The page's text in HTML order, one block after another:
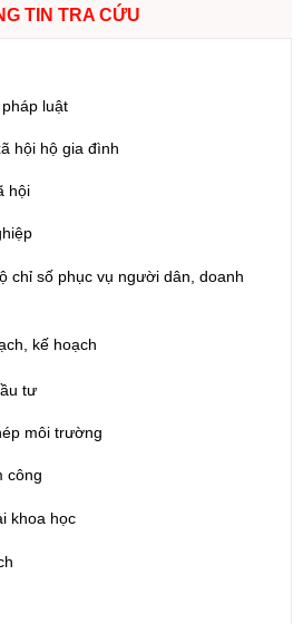
TIN TRA CỨU
luật
hội hộ gia đình
hội
chỉ số phục vụ người dân, doanh
kế hoạch
tư
môi trường
công
khoa học